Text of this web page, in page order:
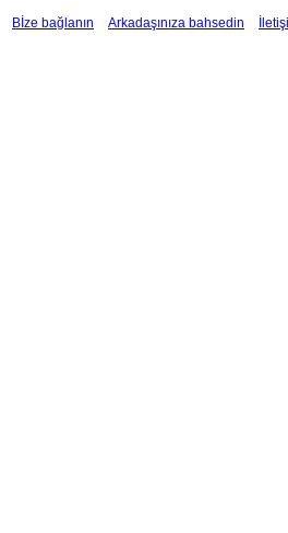
Bİze bağlanın Arkadaşınıza bahsedin